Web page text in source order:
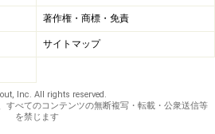
著作権・商標・免責
サイトマップ
Inc. All rights reserved.
すべてのコンテンツの無断複写・転載・公衆送信等
を禁じます